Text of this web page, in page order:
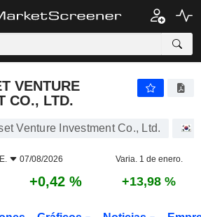
VENTURE
CO., LTD.
Venture Investment Co., Ltd.
07/08/2026 Varia. 1 de enero.
+0,42 % +13,98 %